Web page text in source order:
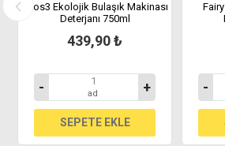
Ecos3 Ekolojik Bulaşık Makinası
Deterjanı 750ml
439,90 ₺
- ad + -